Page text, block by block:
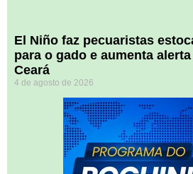
El Niño faz pecuaristas
para o gado e aumenta
Ceará
4 de agosto de 2026